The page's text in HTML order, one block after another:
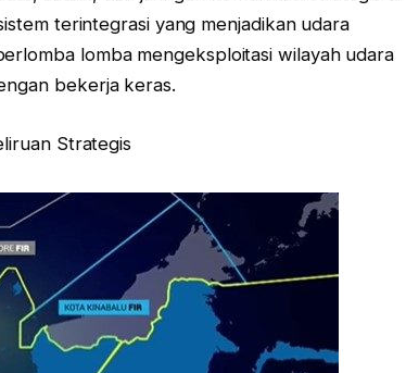
terintegrasi yang menjadikan udara
lomba mengeksploitasi wilayah udara
bekerja keras.
Strategis